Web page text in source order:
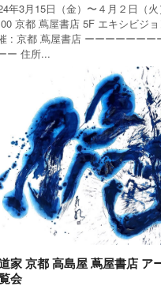
年3月15日（金）〜４月２日（
京都 蔦屋書店 5F エキシビジ
: 京都 蔦屋書店 ーーーーーーー
ー 住所...
家 京都 高島屋 蔦屋書店 ア
会